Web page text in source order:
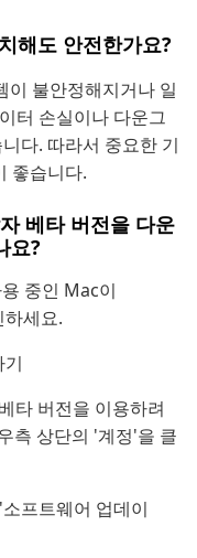
해도 안전한가요?
이 불안정해지거나 일
터 손실이나 다운그
다. 따라서 중요한 기
좋습니다.
베타 버전을 다운
요?
중인 Mac이
세요.
타 버전을 이용하려
측 상단의 '계정'을 클
프트웨어 업데이